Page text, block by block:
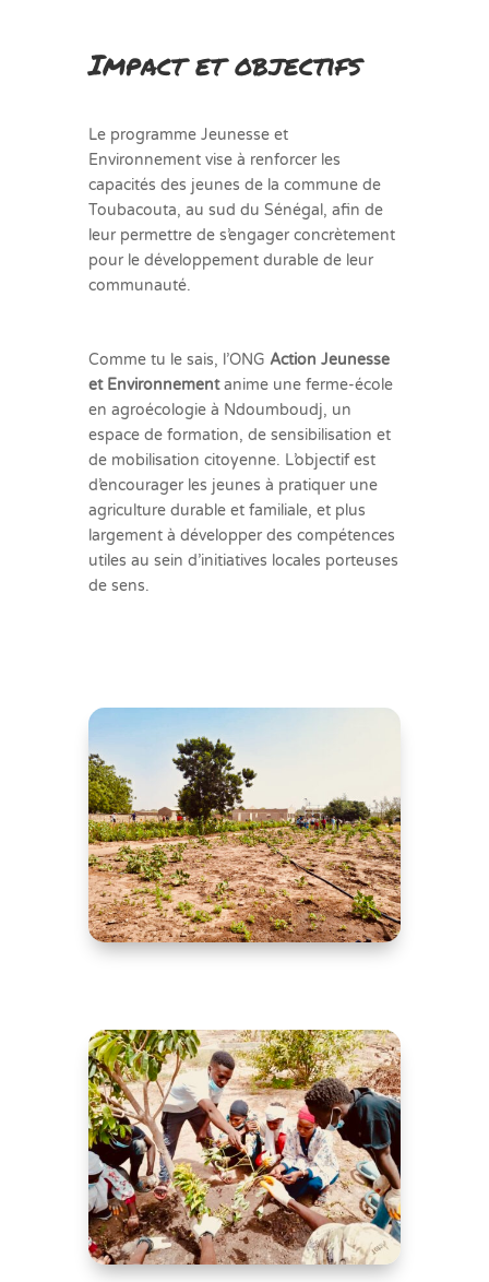
Impact et objectifs
Le programme Jeunesse et
Environnement vise à renforcer les
capacités des jeunes de la commune de
Toubacouta, au sud du Sénégal, afin de
leur permettre de s’engager concrètement
pour le développement durable de leur
communauté.
Comme tu le sais, l’ONG Action Jeunesse
et Environnementanime une ferme-école
en agroécologie à Ndoumboudj, un
espace de formation, de sensibilisation et
de mobilisation citoyenne. L’objectif est
d’encourager les jeunes à pratiquer une
agriculture durable et familiale, et plus
largement à développer des compétences
utiles au sein d’initiatives locales porteuses
de sens.